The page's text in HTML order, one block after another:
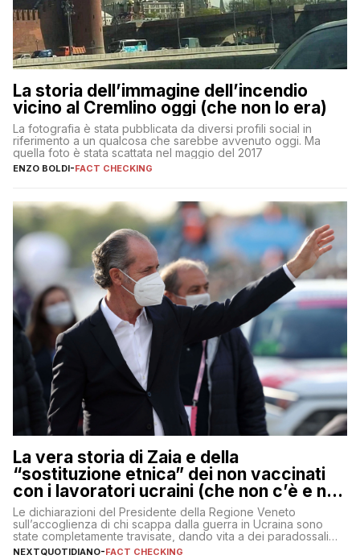
La storia dell’immagine dell’incendio
vicino al Cremlino oggi (che non lo era)
La fotografia è stata pubblicata da diversi profili social in
riferimento a un qualcosa che sarebbe avvenuto oggi. Ma
quella foto è stata scattata nel maggio del 2017
ENZO BOLDI-FACT CHECKING
La vera storia di Zaia e della
“sostituzione etnica” dei non vaccinati
con i lavoratori ucraini (che non c’è e non
ci sarà)
Le dichiarazioni del Presidente della Regione Veneto
sull’accoglienza di chi scappa dalla guerra in Ucraina sono
state completamente travisate, dando vita a dei paradossali
falsi che girano sui social
NEXTQUOTIDIANO-FACT CHECKING